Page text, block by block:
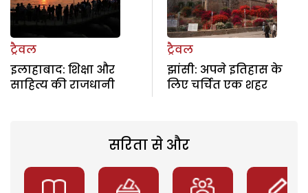
ट्रैवल
इलाहाबाद: शिक्षा और
साहित्य की राजधानी
ट्रैवल
झांसी: अपने इतिहास के
लिए चर्चित एक शहर
सरिता से और